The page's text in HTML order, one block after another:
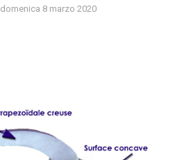
domenica 8 marzo 2020